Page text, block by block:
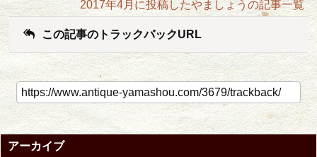
2017年4月に投稿したやましょうの記事一覧
この記事のトラックバックURL
アーカイブ